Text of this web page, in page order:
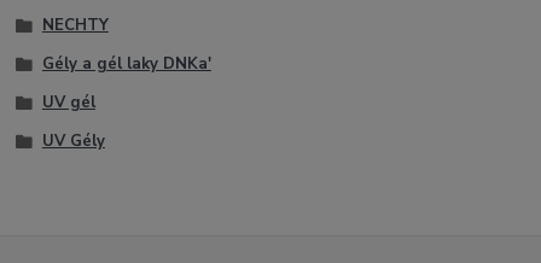
NECHTY
Gély a gél laky DNKa'
UV gél
UV Gély